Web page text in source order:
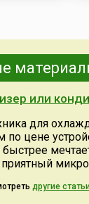
времен
или
для
цене
другие статьи